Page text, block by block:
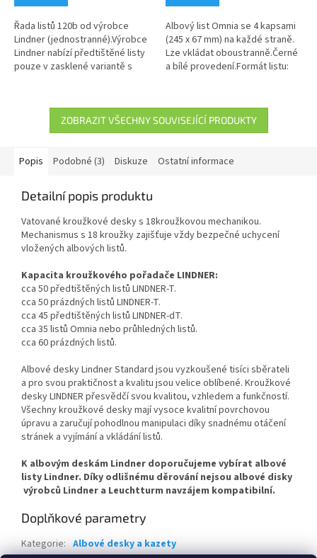
Řada listů 120b od výrobce
Lindner (jednostranné).Výrobce
Lindner nabízí předtištěné listy
pouze v zasklené variantě s
Albový list Omnia se 4 kapsami
(245 x 67 mm) na každé straně.
Lze vkládat oboustranně.Černé
a bílé provedení.Formát listu:
ZOBRAZIT VŠECHNY SOUVISEJÍCÍ PRODUKTY
Popis Podobné (3) Diskuze Ostatní informace
Detailní popis produktu
Vatované kroužkové desky s 18kroužkovou mechanikou.
Mechanismus s 18 kroužky zajišťuje vždy bezpečné uchycení
vložených albových listů.
Kapacita kroužkového pořadače LINDNER:
cca 50 předtištěných listů LINDNER-T.
cca 50 prázdných listů LINDNER-T.
cca 45 předtištěných listů LINDNER-dT.
cca 35 listů Omnia nebo průhledných listů.
cca 60 prázdných listů.
Albové desky Lindner Standard jsou vyzkoušené tisíci sběrateli
a pro svou praktičnost a kvalitu jsou velice oblíbené. Kroužkové
desky LINDNER přesvědčí svou kvalitou, vzhledem a funkčností.
Všechny kroužkové desky mají vysoce kvalitní povrchovou
úpravu a zaručují pohodlnou manipulaci díky snadnému otáčení
stránek a vyjímání a vkládání listů.
K albovým deskám Lindner doporučujeme vybírat albové
listy Lindner. Díky odlišnému děrování nejsou albové disky
výrobců Lindner a Leuchtturm navzájem kompatibilní.
Doplňkové parametry
Kategorie: Albové desky a kazety